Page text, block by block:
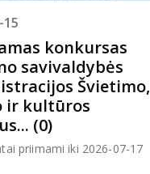
15
konkursas
savivaldybės
Švietimo,
ir kultūros
(0)
priimami iki 2026-07-17